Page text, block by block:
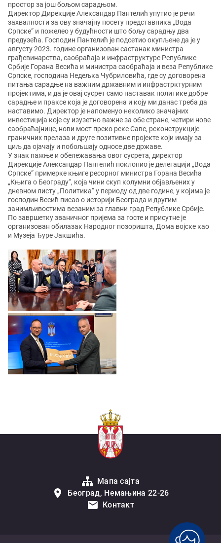
простор за још бољом сарадњом.
Директор Дирекције Александар Пантелић упутио је речи
захвалности за ову значајну посету представника „Вода
Српске“ и пожелео у будућности што бољу сарадњу два
предузећа. Господин Пантелић је подсетио окупљене да је у
августу 2023. године организован састанак министра
грађевинарства, саобраћаја и инфраструктуре Републике
Србије Горана Весића и министра саобраћаја и веза Републике
Српске, господина Недељка Чубриловића, где су договорена
питања сарадње на важним државним и инфрастрктурним
пројектима, и да је овај сусрет само наставак политике добре
сарадње и праксе која је договорена и коју ми данас треба да
наставимо. Директор је напоменуо неколико значајних
инвестиција које су изузетно важне за обе стране, четири нове
саобраћајнице, нови мост преко реке Саве, реконструкције
граничних прелаза и друге позитивне пројекте који имају за
циљ да ојачају и побољшају односе две државе.
У знак пажње и обележавања овог сусрета, директор
Дирекције Александар Пантелић поклонио је делегацији „Вода
Српске“ примерке књиге ресорног министра Горана Весића
„Књига о Београду“, која чини скуп колумни објављених у
дневном листу „Политика“ у периоду од две године, у којима је
господин Весић писао о историји Београда и другим
занимљивостима везаним за главни град Републике Србије.
По завршетку званичног пријема за госте и присутне је
организован обилазак Народног позоришта, Дома војске као
и Музеја Ђуре Јакшића.
Мапа сајта
Београд, Немањина 22-26
Контакт